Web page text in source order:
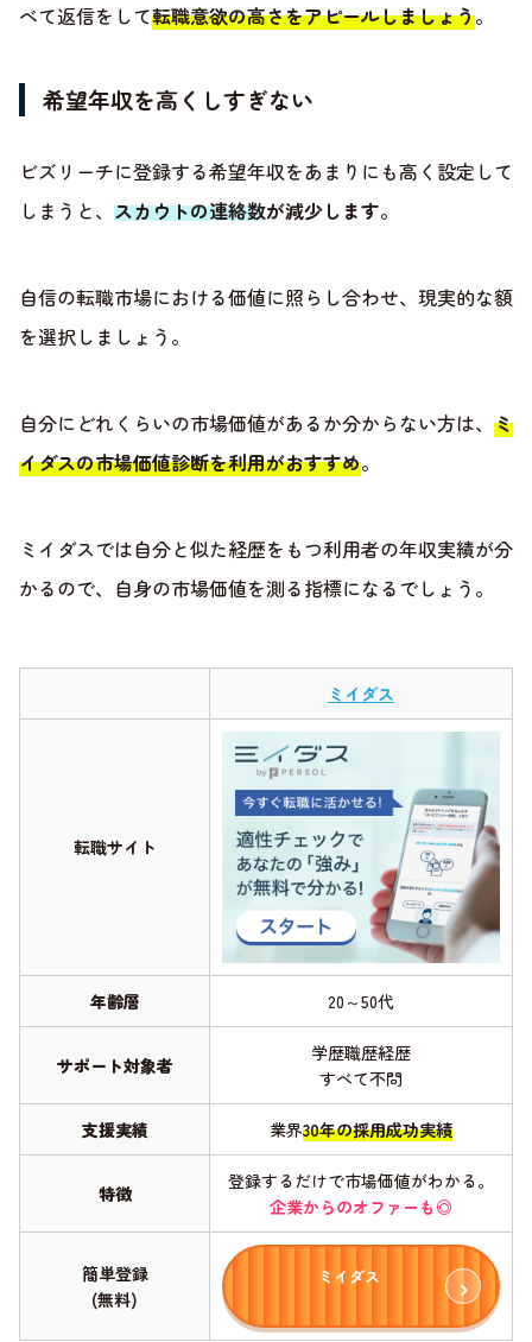
べて返信をして転職意欲の高さをアピールしましょう。
希望年収を高くしすぎない
ビズリーチに登録する希望年収をあまりにも高く設定して
しまうと、 スカウトの連絡数が減少します。
自信の転職市場における価値に照らし合わせ、現実的な額
を選択しましょう。
自分にどれくらいの市場価値があるか分からない方は、 ミ
イダスの市場価値診断を利用がおすすめ。
ミイダスでは自分と似た経歴をもつ利用者の年収実績が分
かるので、自身の市場価値を測る指標になるでしょう。
ミイダス
転職サイト
年齢層 20～50代
サポート対象者
学歴職歴経歴
すべて不問
支援実績 業界30年の採用成功実績
特徴
登録するだけで市場価値がわかる。
企業からのオファーも◎
簡単登録
(無料)
ミイダス